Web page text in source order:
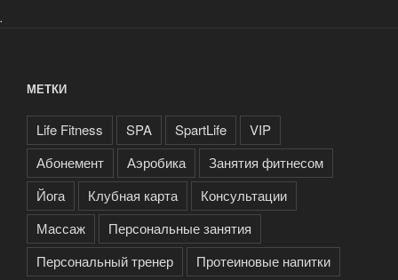
.
МЕТКИ
Life Fitness SPA SpartLife
VIP
Абонемент
Аэробика
Занятия фитнесом
Йога
Клубная карта
Консультации
Массаж
Персональные занятия
Персональный тренер
Протеиновые напитки